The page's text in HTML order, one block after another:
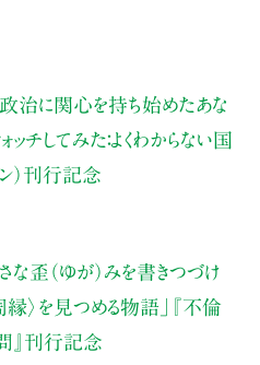
政治に関心を持ち始めたあな
チしてみた：よくわからない国
）刊行記念
さな歪（ゆが）みを書きつづけ
〉を見つめる物語」
『不倫
問』刊行記念